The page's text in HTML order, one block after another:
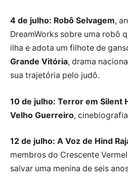
4 de julho: Robô Selvagem,
DreamWorks sobre uma robô
ilha e adota um filhote de
Grande Vitória, drama
sua trajetória pelo judô.
10 de julho: Terror em Silent
Velho Guerreiro,
12 de julho: A Voz de Hind
membros do Crescente
salvar uma menina de seis